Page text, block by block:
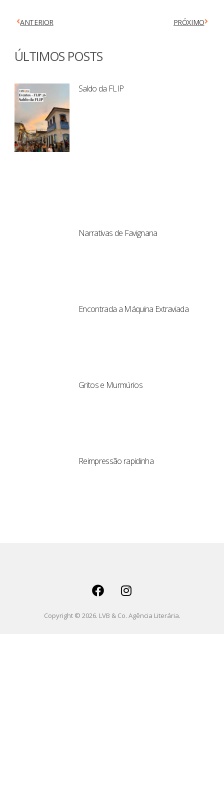
ANTERIOR PRÓXIMO
ÚLTIMOS POSTS
Saldo da FLIP
Narrativas de Favignana
Encontrada a Máquina Extraviada
Gritos e Murmúrios
Reimpressão rapidinha
Copyright © 2026. LVB & Co. Agência Literária.